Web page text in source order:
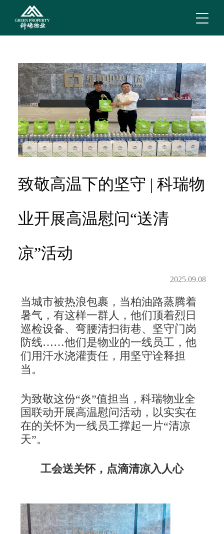
致敬高温下的坚守 | 科瑞物
业开展高温慰问“送清
凉”活动
2025.09.08
当城市被热浪包裹，当柏油路蒸腾着
暑气，有这样一群人，他们顶着烈日
巡检设备、弯腰清扫街巷、坚守门岗
防线……他们是物业的一线员工，他
们用汗水浇灌责任，用坚守诠释担
当。
为致敬这份“炎”值担当，科瑞物业全
国联动开展高温慰问活动，以实实在
在的关怀为一线员工撑起一片“清凉
天”。
工会送关怀，点滴清凉入人心